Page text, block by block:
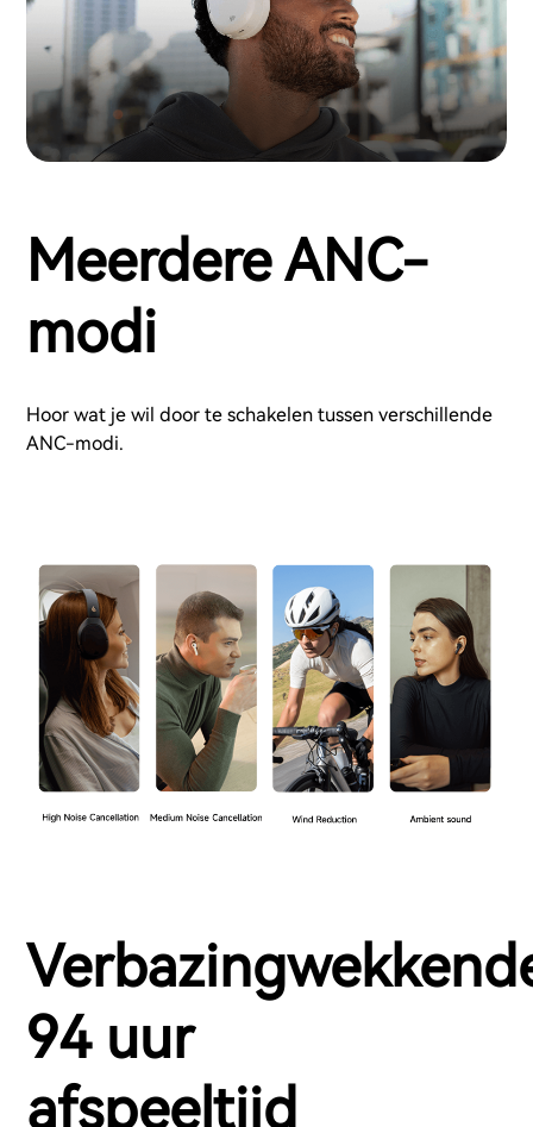
Meerdere ANC-
modi
Hoor wat je wil door te schakelen tussen verschillende
ANC-modi.
94 uur
afspeeltijd